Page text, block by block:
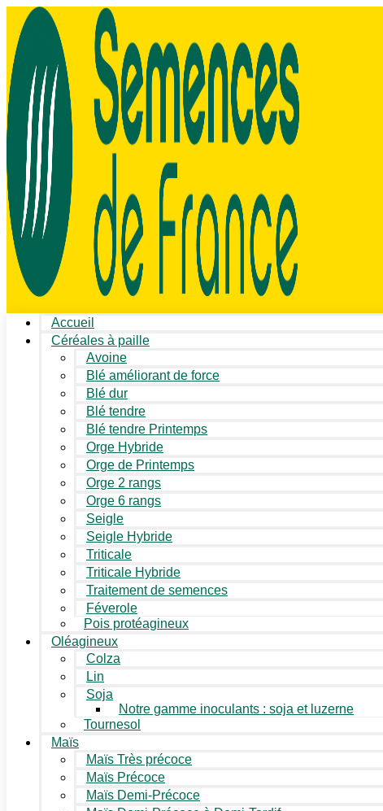
Accueil
Céréales à paille
Avoine
Blé améliorant de force
Blé dur
Blé tendre
Blé tendre Printemps
Orge Hybride
Orge de Printemps
Orge 2 rangs
Orge 6 rangs
Seigle
Seigle Hybride
Triticale
Triticale Hybride
Traitement de semences
Féverole
Pois protéagineux
Oléagineux
Colza
Lin
Soja
Notre gamme inoculants : soja et luzerne
Tournesol
Maïs
Maïs Très précoce
Maïs Précoce
Maïs Demi-Précoce